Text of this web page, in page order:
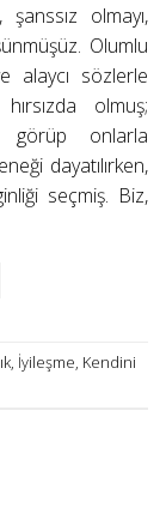
şanssız olmayı,
Olumlu
alaycı sözlerle
olmuş;
görüp onlarla
dayatılırken,
seçmiş. Biz,
, İyileşme, Kendini